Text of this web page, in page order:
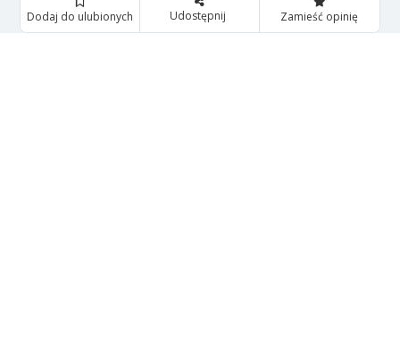
Dodaj do ulubionych Udostępnij Zamieść opinię